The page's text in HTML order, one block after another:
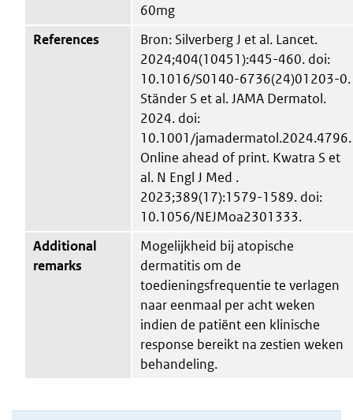
60mg
References
Bron: Silverberg J et al. Lancet.
2024;404(10451):445-460. doi:
10.1016/S0140-6736(24)01203-0.
Ständer S et al. JAMA Dermatol.
2024. doi:
10.1001/jamadermatol.2024.4796.
Online ahead of print. Kwatra S et
al. N Engl J Med .
2023;389(17):1579-1589. doi:
10.1056/NEJMoa2301333.
Additional
remarks
Mogelijkheid bij atopische
dermatitis om de
toedieningsfrequentie te verlagen
naar eenmaal per acht weken
indien de patiënt een klinische
response bereikt na zestien weken
behandeling.